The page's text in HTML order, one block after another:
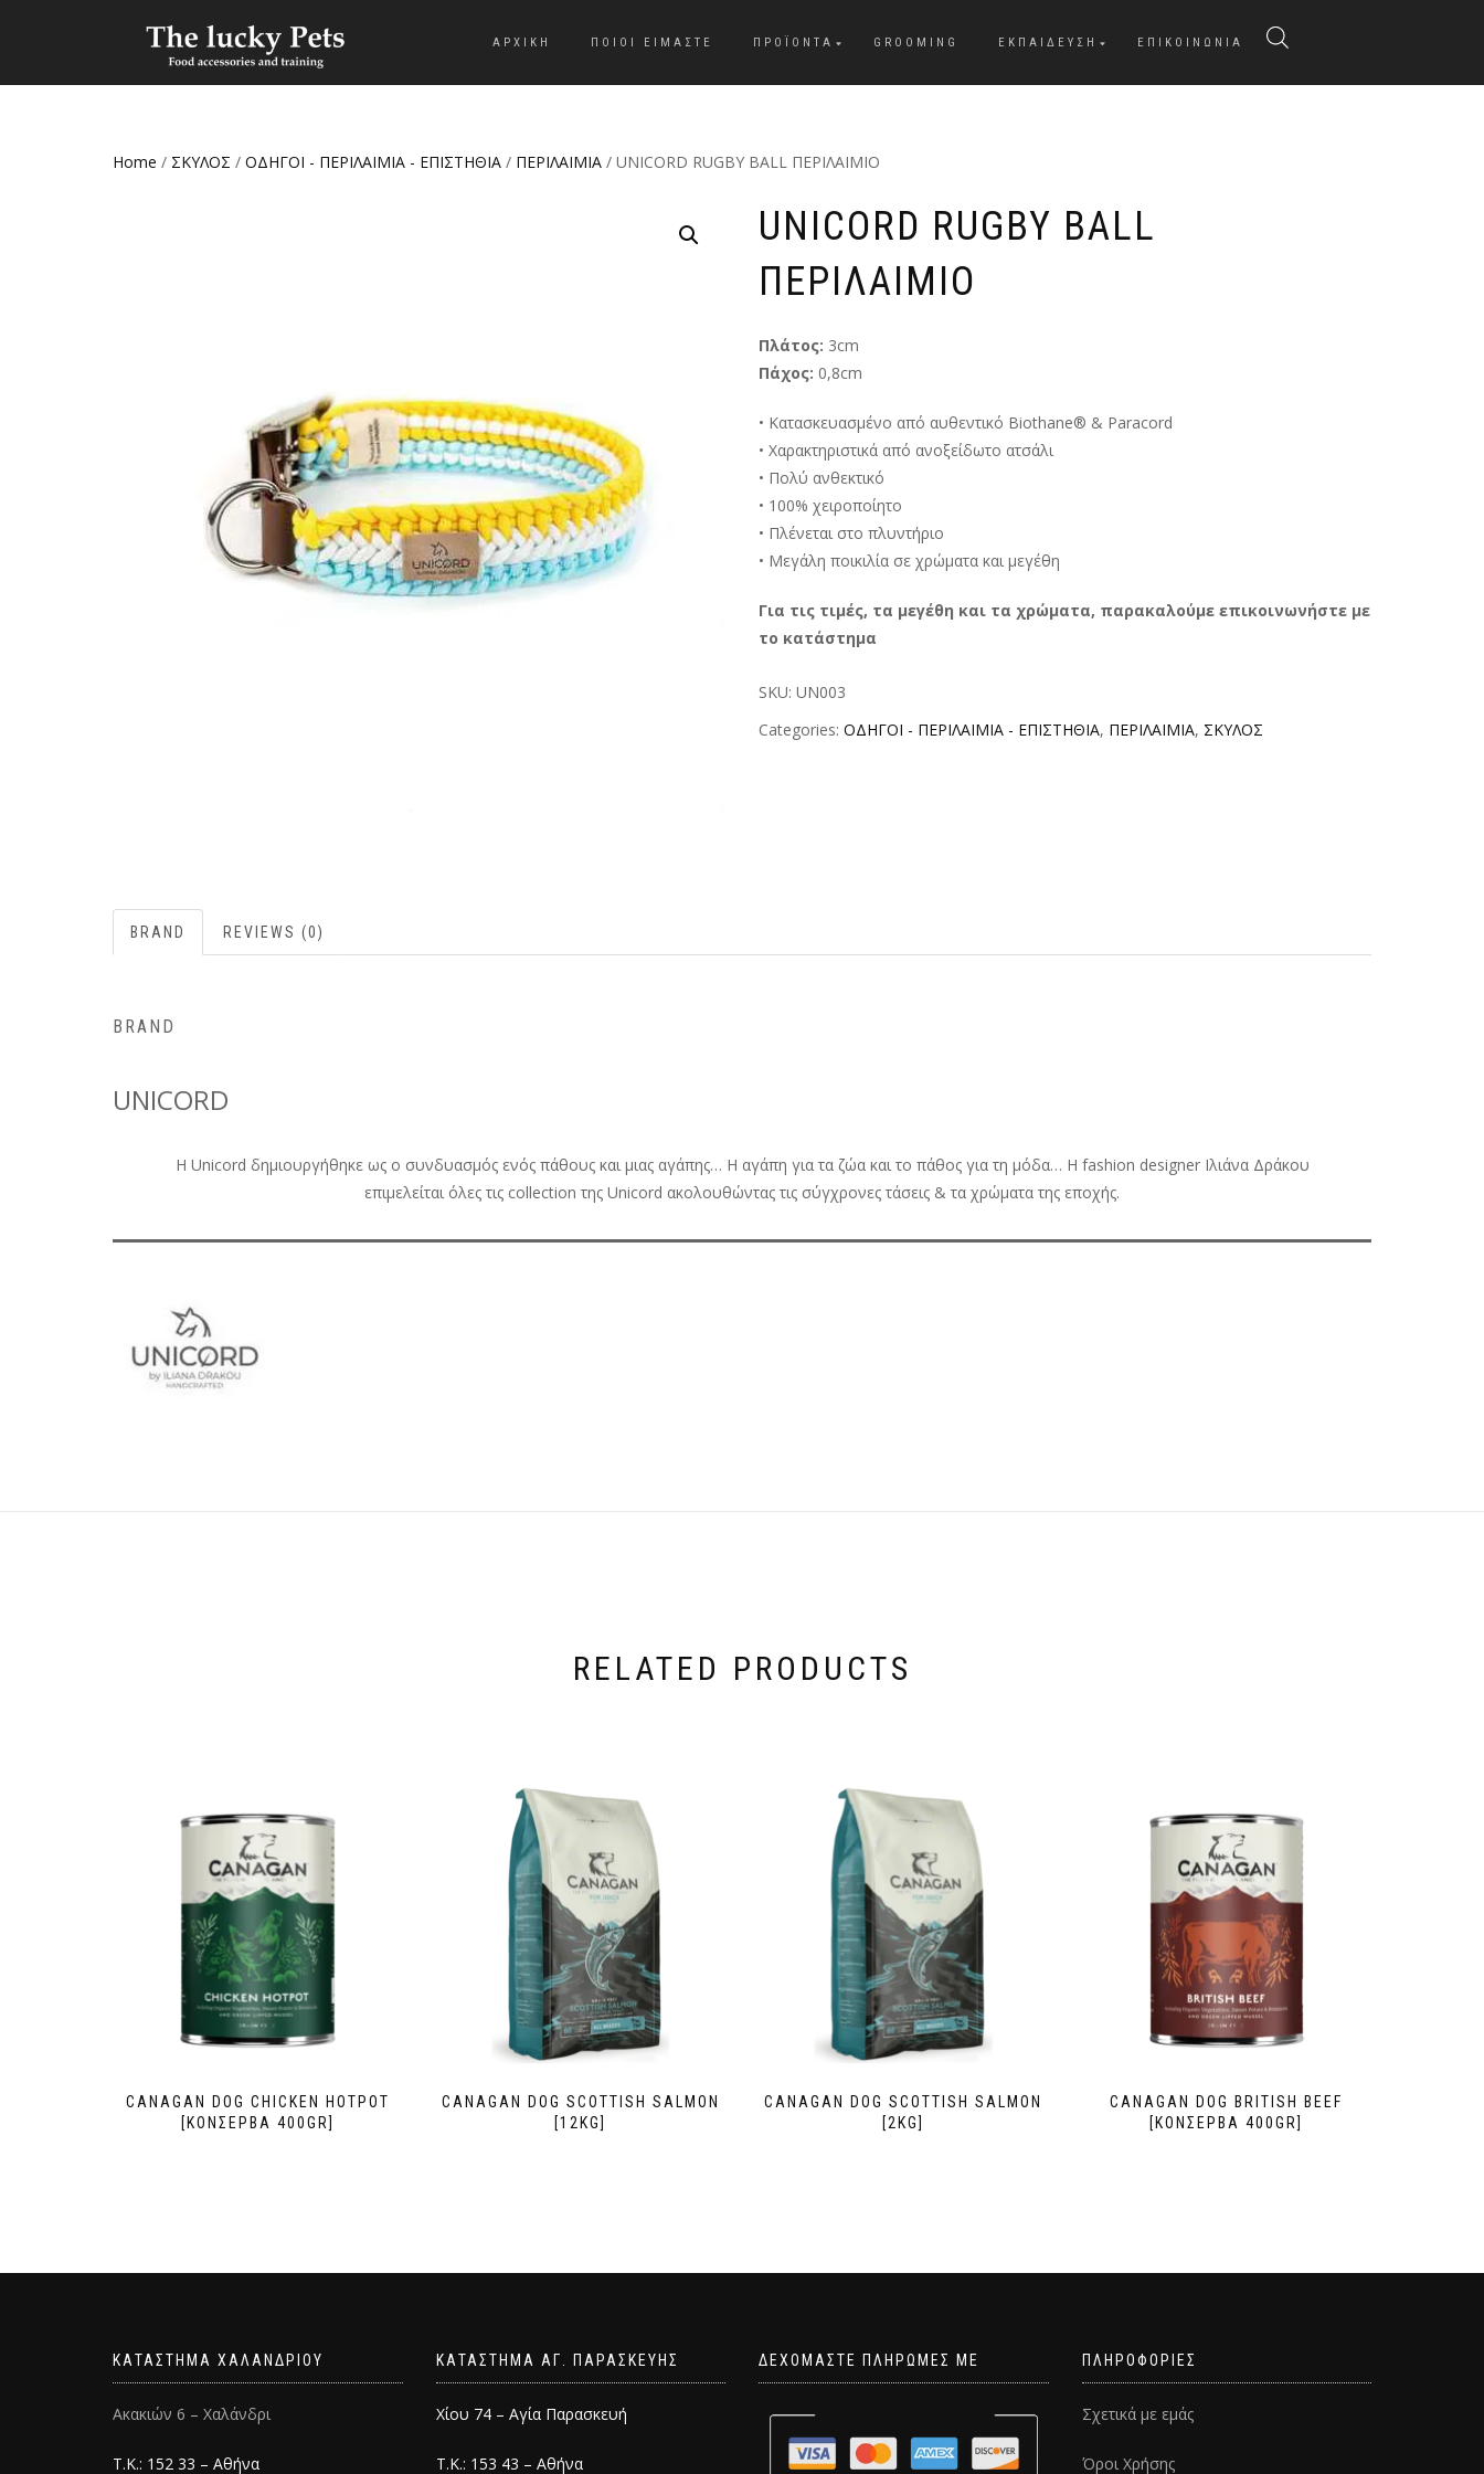
ΑΡΧΙΚΗ ΠΟΙΟΙ ΕΙΜΑΣΤΕ ΠΡΟΪΟΝΤΑ GROOMING ΕΚΠΑΙΔΕΥΣΗ ΕΠΙΚΟΙΝΩΝΙΑ
Home / ΣΚΥΛΟΣ / ΟΔΗΓΟΙ - ΠΕΡΙΛΑΙΜΙΑ - ΕΠΙΣΤΗΘΙΑ / ΠΕΡΙΛΑΙΜΙΑ / UNICORD RUGBY BALL ΠΕΡΙΛΑΙΜΙΟ
UNICORD RUGBY BALL
ΠΕΡΙΛΑΙΜΙΟ
Πλάτος: 3cm
Πάχος: 0,8cm
• Κατασκευασμένο από αυθεντικό Biothane® & Paracord
• Χαρακτηριστικά από ανοξείδωτο ατσάλι
• Πολύ ανθεκτικό
• 100% χειροποίητο
• Πλένεται στο πλυντήριο
• Μεγάλη ποικιλία σε χρώματα και μεγέθη
Για τις τιμές, τα μεγέθη και τα χρώματα, παρακαλούμε επικοινωνήστε με
το κατάστημα
SKU: UN003
Categories: ΟΔΗΓΟΙ - ΠΕΡΙΛΑΙΜΙΑ - ΕΠΙΣΤΗΘΙΑ, ΠΕΡΙΛΑΙΜΙΑ, ΣΚΥΛΟΣ
BRAND REVIEWS (0)
BRAND
UNICORD
Η Unicord δημιουργήθηκε ως ο συνδυασμός ενός πάθους και μιας αγάπης… Η αγάπη για τα ζώα και το πάθος για τη μόδα… Η fashion designer Ιλιάνα Δράκου
επιμελείται όλες τις collection της Unicord ακολουθώντας τις σύγχρονες τάσεις & τα χρώματα της εποχής.
RELATED PRODUCTS
CANAGAN DOG CHICKEN HOTPOT
[ΚΟΝΣΕΡΒΑ 400GR]
CANAGAN DOG SCOTTISH SALMON
[12KG]
CANAGAN DOG SCOTTISH SALMON
[2KG]
CANAGAN DOG BRITISH BEEF
[ΚΟΝΣΕΡΒΑ 400GR]
ΚΑΤΑΣΤΗΜΑ ΧΑΛΑΝΔΡΙΟΥ
Ακακιών 6 – Χαλάνδρι
Τ.Κ.: 152 33 – Αθήνα
ΚΑΤΑΣΤΗΜΑ ΑΓ. ΠΑΡΑΣΚΕΥΗΣ
Χίου 74 – Αγία Παρασκευή
Τ.Κ.: 153 43 – Αθήνα
ΔΕΧΟΜΑΣΤΕ ΠΛΗΡΩΜΕΣ ΜΕ ΠΛΗΡΟΦΟΡΙΕΣ
Σχετικά με εμάς
Όροι Χρήσης